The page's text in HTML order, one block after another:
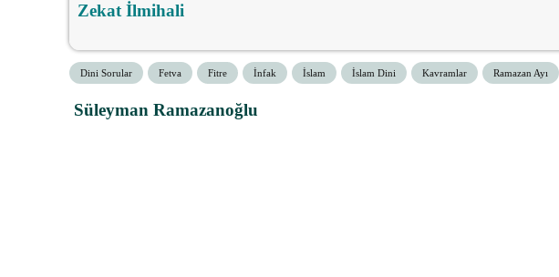
Zekat İlmihali
Dini Sorular Fetva Fitre İnfak İslam İslam Dini Kavramlar Ramazan Ayı
Süleyman Ramazanoğlu